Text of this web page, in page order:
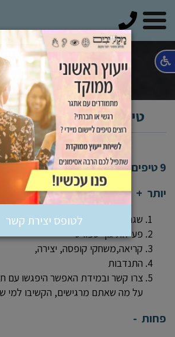
טיפים להפחתת לחץ
9 טיפים להפחתת לחץ בחירום ובשגרה
יותר +
שגרה, פעילויות תחזוקה לבית,
פעילות גוף ספורט
קריאה,משחקי קופסה, יצירה,
התנדבות
צרו קשר ובמידת האפשר היפגשו עם
על מה שאתם מרגישים, הקשיבו למי
פחות -
לטופס יצירת קשר